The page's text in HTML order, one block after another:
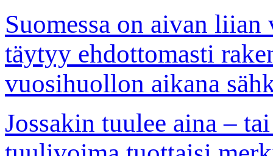
Suomessa on aivan
täytyy ehdottomasti
vuosihuollon aikana
Jossakin tuulee aina –